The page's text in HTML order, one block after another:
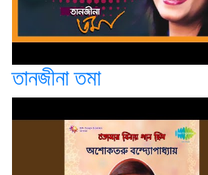
তানজীনা তমা